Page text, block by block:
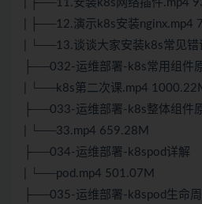
| ├──11.安装k8s网络插件.mp4
| ├──12.演示k8s安装nginx.mp4
| └──13.谈谈大家安装k8s常见
├──032-运维部署-k8s常用组件
| └──k8s第二次课.mp4
├──033-运维部署-k8s整体组件
| └──33.mp4 659.28M
├──034-运维部署-k8spod详解
| └──pod.mp4 501.07M
├──035-运维部署-k8spod生命